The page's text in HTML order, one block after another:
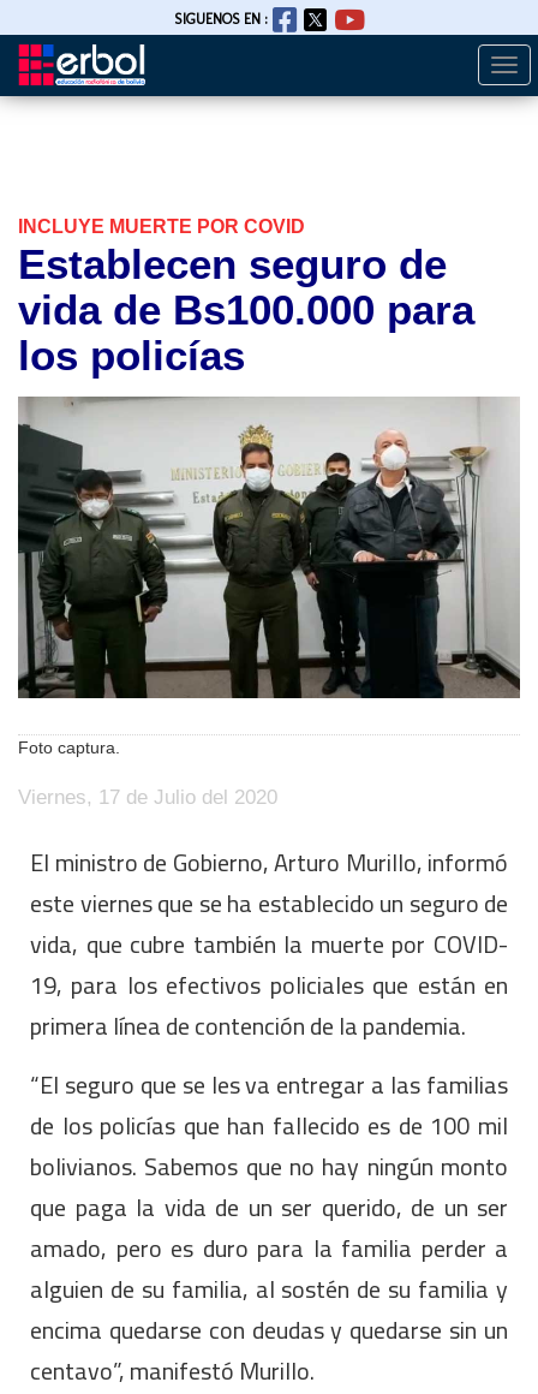
Pasar
SIGUENOS EN :
INCLUYE MUERTE POR COVID
Establecen seguro de
vida de Bs100.000 para
los policías
Foto captura.
Viernes, 17 de Julio del 2020
El ministro de Gobierno, Arturo Murillo, informó
este viernes que se ha establecido un seguro de
vida, que cubre también la muerte por COVID-
19, para los efectivos policiales que están en
primera línea de contención de la pandemia.
“El seguro que se les va entregar a las familias
de los policías que han fallecido es de 100 mil
bolivianos. Sabemos que no hay ningún monto
que paga la vida de un ser querido, de un ser
amado, pero es duro para la familia perder a
alguien de su familia, al sostén de su familia y
encima quedarse con deudas y quedarse sin un
centavo”, manifestó Murillo.